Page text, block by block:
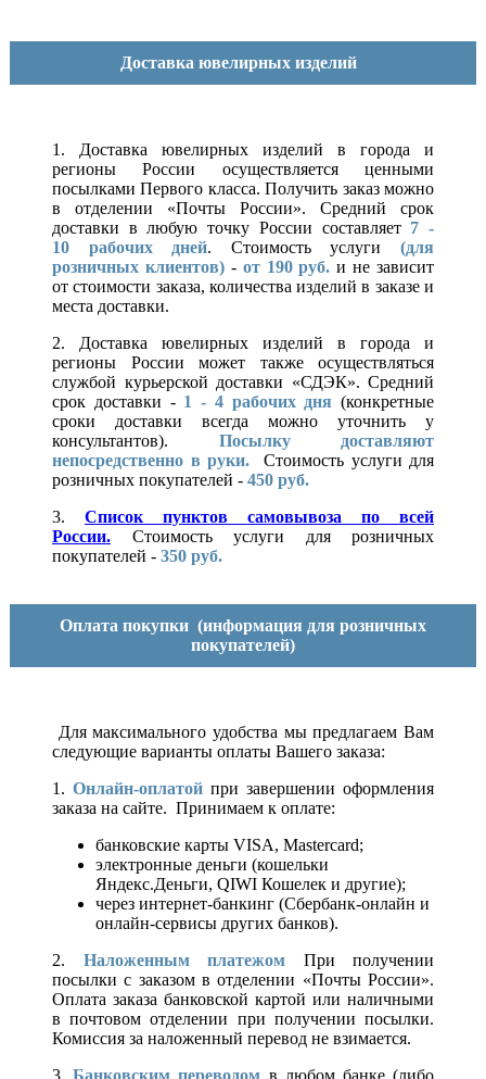
Доставка ювелирных изделий
1. Доставка ювелирных изделий в города и
регионы России осуществляется ценными
посылками Первого класса. Получить заказ можно
в отделении «Почты России». Средний срок
доставки в любую точку России составляет 7 -
10 рабочих дней. Стоимость услуги(для
розничных клиентов)- от 190 руб. и не зависит
от стоимости заказа, количества изделий в заказе и
места доставки.
2. Доставка ювелирных изделий в города и
регионы России может также осуществляться
службой курьерской доставки «СДЭК». Средний
срок доставки - 1 - 4 рабочих дня (конкретные
сроки доставки всегда можно уточнить у
консультантов). Посылку доставляют
непосредственно в руки.
Стоимость услуги для
розничных покупателей - 450 руб.
3. Список пунктов самовывоза по всей
России.
Стоимость услуги для розничных
покупателей - 350 руб.
Оплата покупки (информация для розничных
покупателей)
Для максимального удобства мы предлагаем Вам
следующие варианты оплаты Вашего заказа:
1. Онлайн-оплатой при завершении оформления
заказа на сайте. Принимаем к оплате:
банковские карты VISA, Mastercard;
электронные деньги (кошельки
Яндекс.Деньги, QIWI Кошелек и другие);
через интернет-банкинг (Сбербанк-онлайн и
онлайн-сервисы других банков).
2. Наложенным платежом При получении
посылки с заказом в отделении «Почты России».
Оплата заказа банковской картой или наличными
в почтовом отделении при получении посылки.
Комиссия за наложенный перевод не взимается.